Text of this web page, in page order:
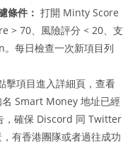
條件： 打開 Minty Score
> 70、風險評分 < 20、支
每日檢查一次新項目列
擊項目進入詳細頁，查看
名 Smart Money 地址已經
，確保 Discord 同 Twitter
有香港團隊或者過往成功